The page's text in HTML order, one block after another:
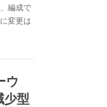
編成で
変更は
ウ
少型